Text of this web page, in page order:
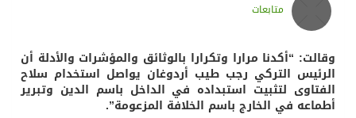
متابعات
وقالت: “أكدنا مرارا وتكرارا بالوثائق والمؤشرات والأدلة أن
الرئيس التركي رجب طيب أردوغان يواصل استخدام سلاح
الفتاوى لتثبيت استبداده في الداخل باسم الدين وتبرير
أطماعه في الخارج باسم الخلافة المزعومة”.